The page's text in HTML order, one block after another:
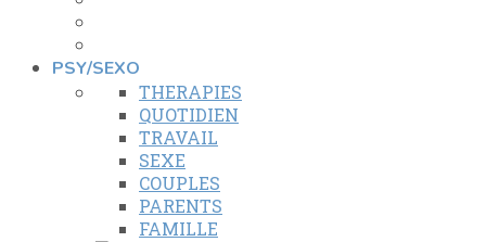
PSY/SEXO
THERAPIES
QUOTIDIEN
TRAVAIL
SEXE
COUPLES
PARENTS
FAMILLE